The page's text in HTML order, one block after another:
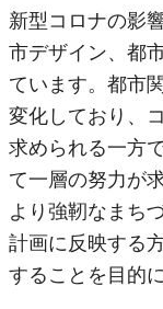
新型コロナの影
市デザイン、都
ています。都市
変化しており、
求められる一方
て一層の努力が
より強靭なまち
計画に反映する
することを目的